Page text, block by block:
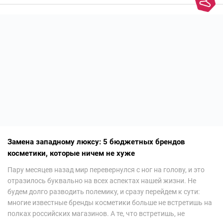
Замена западному люксу: 5 бюджетных брендов
косметики, которые ничем не хуже
Пару месяцев назад мир перевернулся с ног на голову, и это
отразилось буквально на всех аспектах нашей жизни. Не
будем долго разводить полемику, и сразу перейдем к сути:
многие известные бренды косметики больше не встретишь на
полках российских магазинов. А те, что встретишь, не